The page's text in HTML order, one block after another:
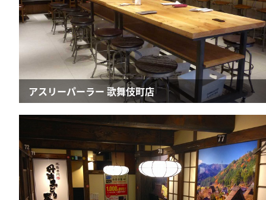
アスリーパーラー 歌舞伎町店